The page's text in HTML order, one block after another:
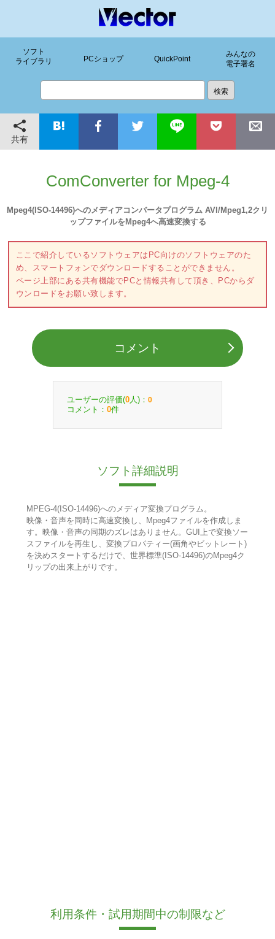
ソフト
ライブラリ
PCショップ QuickPoint
みんなの
電子署名
共有
ComConverter for Mpeg-4
Mpeg4(ISO-14496)へのメディアコンバータプログラム AVI/Mpeg1,2クリ
ップファイルをMpeg4へ高速変換する
ここで紹介しているソフトウェアはPC向けのソフトウェアのた
め、スマートフォンでダウンロードすることができません。
ページ上部にある共有機能でPCと情報共有して頂き、PCからダ
ウンロードをお願い致します。
コメント
ユーザーの評価(0 人)： 0
コメント： 0件
ソフト詳細説明
MPEG-4(ISO-14496)へのメディア変換プログラム。
映像・音声を同時に高速変換し、Mpeg4ファイルを作成しま
す。映像・音声の同期のズレはありません。GUI上で変換ソー
スファイルを再生し、変換プロパティー(画角やビットレート)
を決めスタートするだけで、世界標準(ISO-14496)のMpeg4ク
リップの出来上がりです。
利用条件・試用期間中の制限など